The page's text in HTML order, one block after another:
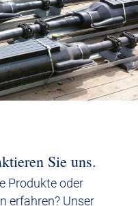
Sie uns.
Produkte oder
erfahren? Unser